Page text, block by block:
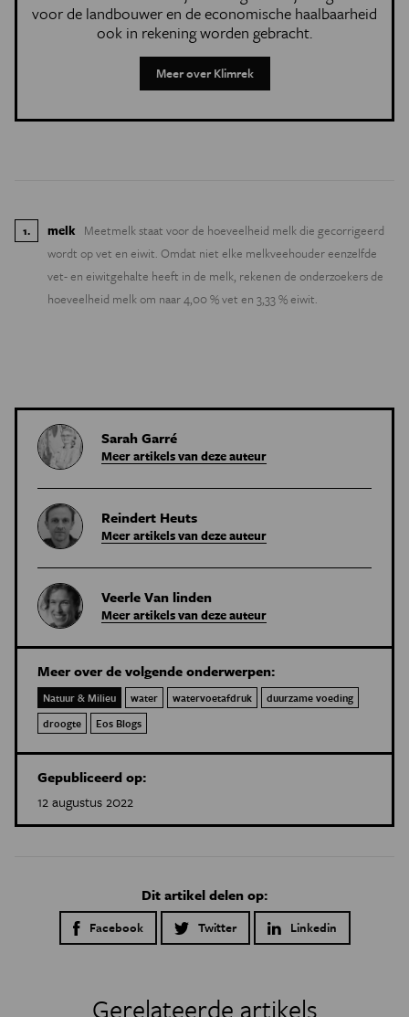
voor de landbouwer en de economische haalbaarheid
ook in rekening worden gebracht.
Meer over Klimrek
1. melk Meetmelk staat voor de hoeveelheid melk die gecorrigeerd
wordt op vet en eiwit. Omdat niet elke melkveehouder eenzelfde
vet- en eiwitgehalte heeft in de melk, rekenen de onderzoekers de
hoeveelheid melk om naar 4,00 % vet en 3,33 % eiwit.
Sarah Garré
Meer artikels van deze auteur
Reindert Heuts
Meer artikels van deze auteur
Veerle Van linden
Meer artikels van deze auteur
Meer over de volgende onderwerpen:
Natuur & Milieu water watervoetafdruk
duurzame voeding
droogte
Eos Blogs
Gepubliceerd op:
12 augustus 2022
Dit artikel delen op:
Facebook Twitter Linkedin
Gerelateerde artikels